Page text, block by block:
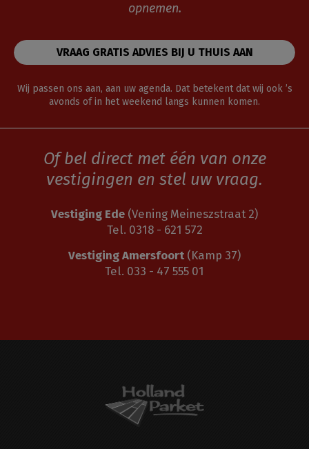
opnemen.
VRAAG GRATIS ADVIES BIJ U THUIS AAN
Wij passen ons aan, aan uw agenda. Dat betekent dat wij ook ’s
avonds of in het weekend langs kunnen komen.
Of bel direct met één van onze
vestigingen en stel uw vraag.
Vestiging Ede (Vening Meineszstraat 2)
Tel. 0318 - 621 572
Vestiging Amersfoort (Kamp 37)
Tel. 033 - 47 555 01